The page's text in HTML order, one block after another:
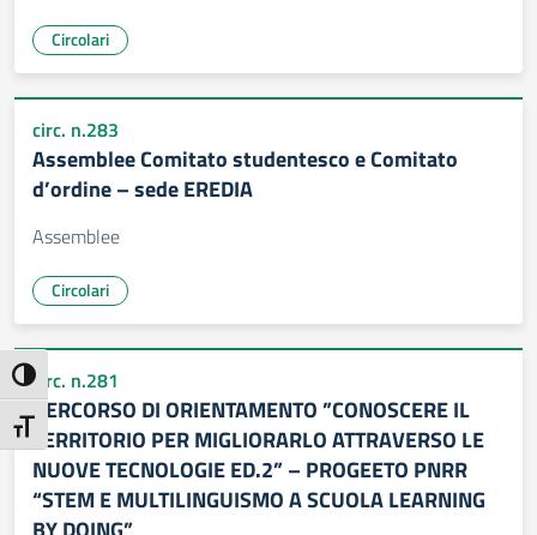
Attiva/disattiva alto contrasto
Attiva/disattiva dimensione testo
Circolari
circ. n.283
Assemblee Comitato studentesco e Comitato
d’ordine – sede EREDIA
Assemblee
Circolari
circ. n.281
PERCORSO DI ORIENTAMENTO ”CONOSCERE IL
TERRITORIO PER MIGLIORARLO ATTRAVERSO LE
NUOVE TECNOLOGIE ED.2” – PROGEETO PNRR
“STEM E MULTILINGUISMO A SCUOLA LEARNING